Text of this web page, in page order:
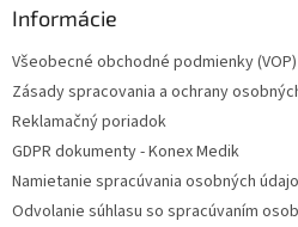
Informácie
Všeobecné obchodné podmienky
Zásady spracovania a ochrany
Reklamačný poriadok
GDPR dokumenty - Konex Medik
Namietanie spracúvania osobných
Odvolanie súhlasu so spracúvaním